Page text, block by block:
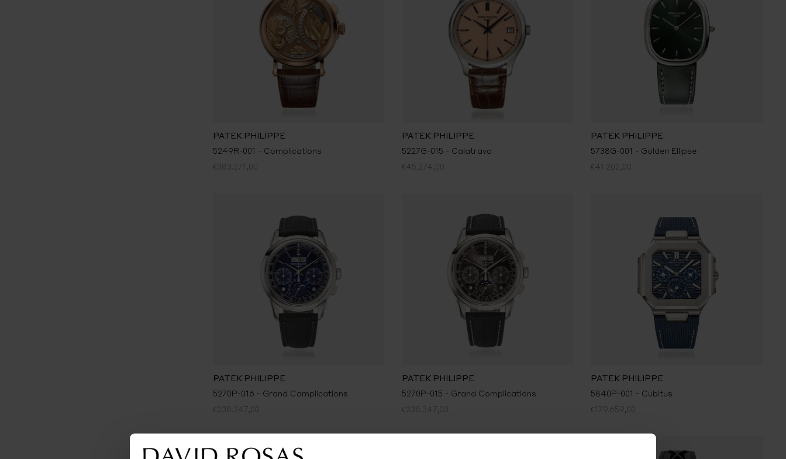
PATEK PHILIPPE
5249R-001 - Complications
€383.271,00
PATEK PHILIPPE
5227G-015 - Calatrava
€45.274,00
PATEK PHILIPPE
5738G-001 - Golden Ellipse
€41.202,00
PATEK PHILIPPE
5270P-016 - Grand Complications
€238.347,00
PATEK PHILIPPE
5270P-015 - Grand Complications
€238.347,00
PATEK PHILIPPE
5840P-001 - Cubitus
€179.659,00